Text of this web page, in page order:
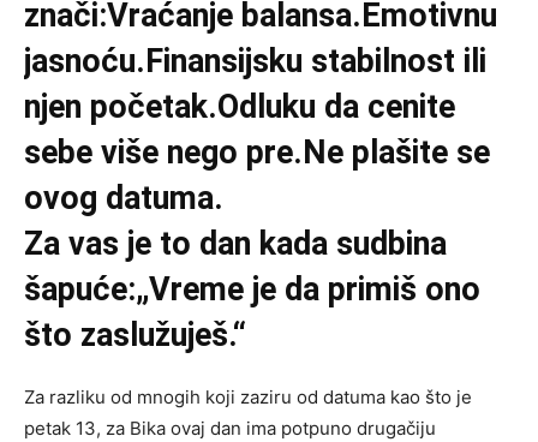
znači:Vraćanje balansa.Emotivnu
jasnoću.Finansijsku stabilnost ili
njen početak.Odluku da cenite
sebe više nego pre.Ne plašite se
ovog datuma.
Za vas je to dan kada sudbina
šapuće:„Vreme je da primiš ono
što zaslužuješ.“
Za razliku od mnogih koji zaziru od datuma kao što je
petak 13, za Bika ovaj dan ima potpuno drugačiju